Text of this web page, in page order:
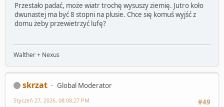
Przestało padać, może wiatr trochę wysuszy ziemię. Jutro koło
dwunastej ma być 8 stopni na plusie. Chce się komuś wyjść z
domu żeby przewietrzyć lufę?
Walther + Nexus
skrzat
Global Moderator
#49
Styczeń 27, 2026, 08:08:27 PM